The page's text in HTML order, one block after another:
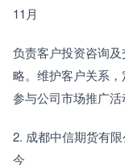
11月
负责客户投资咨询
略。维护客户关系，
参与公司市场推广活
2. 成都中信期货有
今